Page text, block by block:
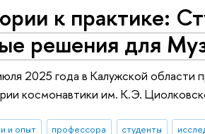
к практике:
решения для
2025 года в Калужской области
космонавтики им. К.Э.
и опыт профессора студенты